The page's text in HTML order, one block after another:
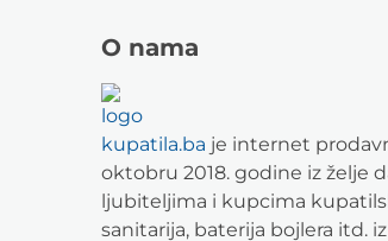
O nama
kupatila.ba je internet
oktobru 2018. godine iz želje
ljubiteljima i kupcima
sanitarija, baterija bojlera itd.